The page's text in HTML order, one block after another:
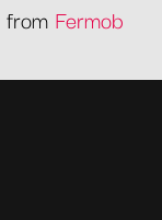
from Fermob